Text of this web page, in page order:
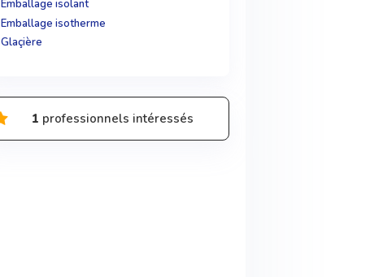
Emballage isolant
Emballage isotherme
Glaçière
1 professionnels intéressés